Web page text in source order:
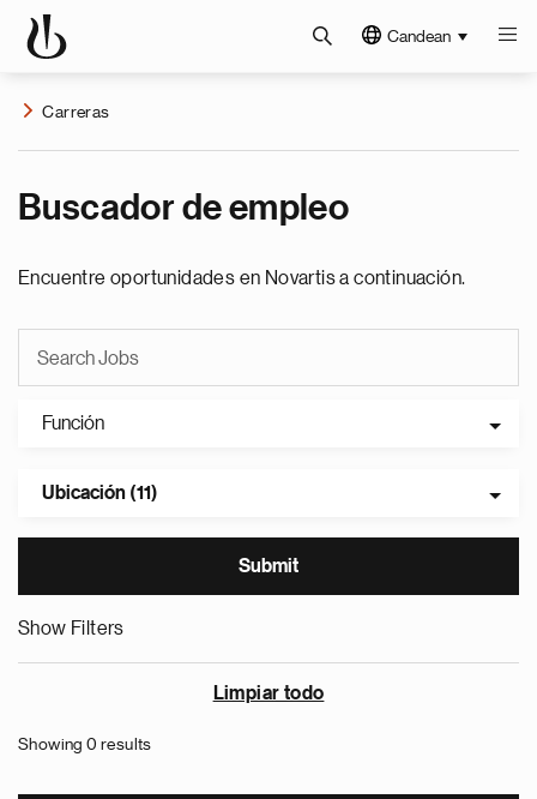
Candean
Carreras
Buscador de empleo
Encuentre oportunidades en Novartis a continuación.
Función
Ubicación (11)
Show Filters
Limpiar todo
Showing 0 results